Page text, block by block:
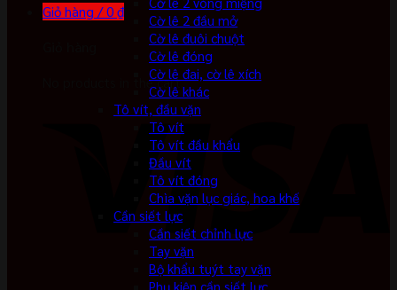
Giỏ hàng /0 ₫
No products in the cart.
Cờ lê 2 đầu mở
Cờ lê đuôi chuột
Cờ lê đóng
Cờ lê đai, cờ lê xích
Cờ lê khác
Tô vít, đầu vặn
Tô vít
Tô vít đầu khẩu
Đầu vít
Tô vít đóng
Chìa vặn lục giác, hoa khế
Cần siết lực
Cần siết chỉnh lực
Tay vặn
Bộ khẩu tuýt tay vặn